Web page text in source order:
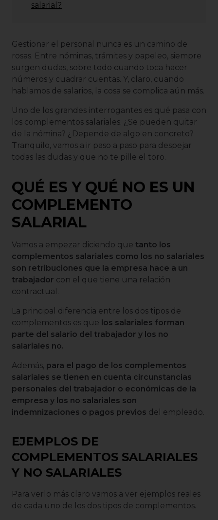
salarial?
Gestionar el personal nunca es un camino de
rosas. Entre nóminas, trámites y papeleo, siempre
surgen dudas, sobre todo cuando toca hacer
números y cuadrar cuentas. Y, claro, cuando
hablamos de salarios, la cosa se complica aún más.
Uno de los grandes interrogantes es qué pasa con
los complementos salariales. ¿Se pueden quitar
de la nómina? ¿Depende de algo en concreto?
Tranquilo, vamos a ir paso a paso para despejar
todas las dudas y que no te pille el toro.
QUÉ ES Y QUÉ NO ES UN
COMPLEMENTO
SALARIAL
Vamos a empezar diciendo que tanto los
complementos salariales como los no salariales
son retribuciones que la empresa hace a un
trabajador con el que tiene una relación
contractual.
La principal diferencia entre los dos tipos de
complementos es que los salariales forman
parte del salario del trabajador y los no
salariales no.
Además, para el pago de los complementos
salariales se tienen en cuenta circunstancias
personales del trabajador o económicas de la
empresa y los no salariales son
indemnizaciones o pagos previos del empleado.
EJEMPLOS DE
COMPLEMENTOS SALARIALES
Y NO SALARIALES
Para verlo más claro vamos a ver ejemplos reales
de cada uno de los dos tipos de complementos.